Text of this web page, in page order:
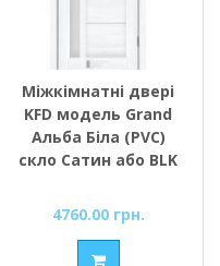
Міжкімнатні двері
KFD модель Grand
Альба Біла (PVC)
скло Сатин або BLK
4760.00 грн.